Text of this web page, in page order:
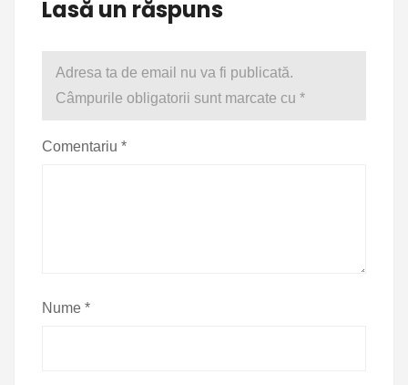
Lasă un răspuns
Adresa ta de email nu va fi publicată.
Câmpurile obligatorii sunt marcate cu *
Comentariu *
Nume *